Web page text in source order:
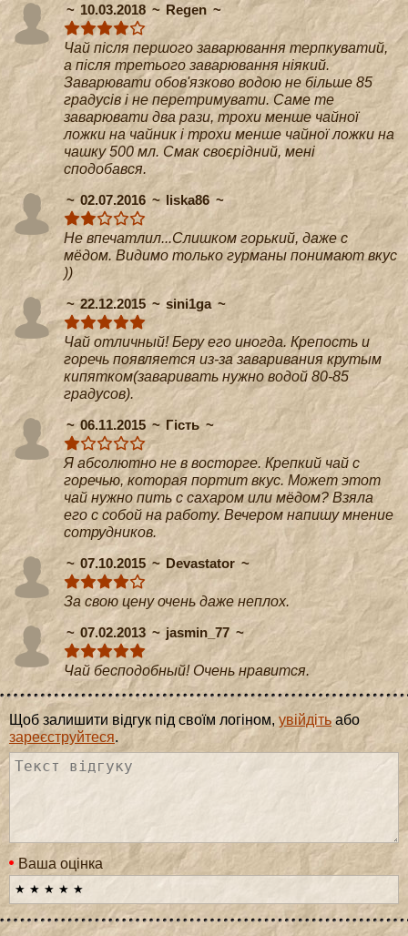
10.03.2018
Regen
Чай після першого заварювання терпкуватий,
а після третього заварювання ніякий.
Заварювати обов'язково водою не більше 85
градусів і не перетримувати. Саме те
заварювати два рази, трохи менше чайної
ложки на чайник і трохи менше чайної ложки на
чашку 500 мл. Смак своєрідний, мені
сподобався.
02.07.2016
liska86
Не впечатлил...Слишком горький, даже с
мёдом. Видимо только гурманы понимают вкус
))
22.12.2015
sini1ga
Чай отличный! Беру его иногда. Крепость и
горечь появляется из-за заваривания крутым
кипятком(заваривать нужно водой 80-85
градусов).
06.11.2015
Гість
Я абсолютно не в восторге. Крепкий чай с
горечью, которая портит вкус. Может этот
чай нужно пить с сахаром или мёдом? Взяла
его с собой на работу. Вечером напишу мнение
сотрудников.
07.10.2015
Devastator
За свою цену очень даже неплох.
07.02.2013
jasmin_77
Чай бесподобный! Очень нравится.
Щоб залишити відгук під своїм логіном, увійдіть або
зареєструйтеся.
Ваша оцінка